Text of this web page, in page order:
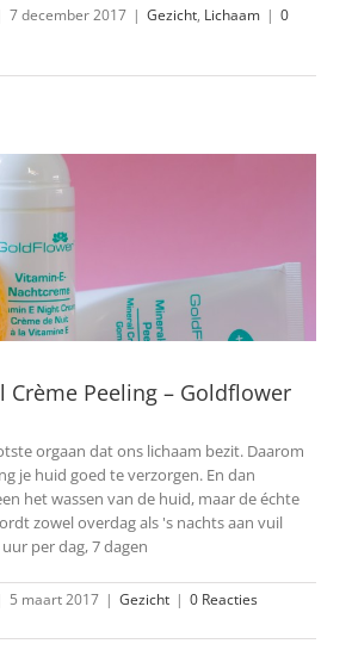
7 december 2017 | Gezicht, Lichaam | 0
Crème Peeling – Goldflower
orgaan dat ons lichaam bezit. Daarom
je huid goed te verzorgen. En dan
het wassen van de huid, maar de échte
zowel overdag als 's nachts aan vuil
per dag, 7 dagen
5 maart 2017 | Gezicht | 0 Reacties